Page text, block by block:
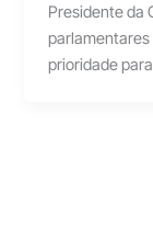
Presidente da
parlamentares
prioridade